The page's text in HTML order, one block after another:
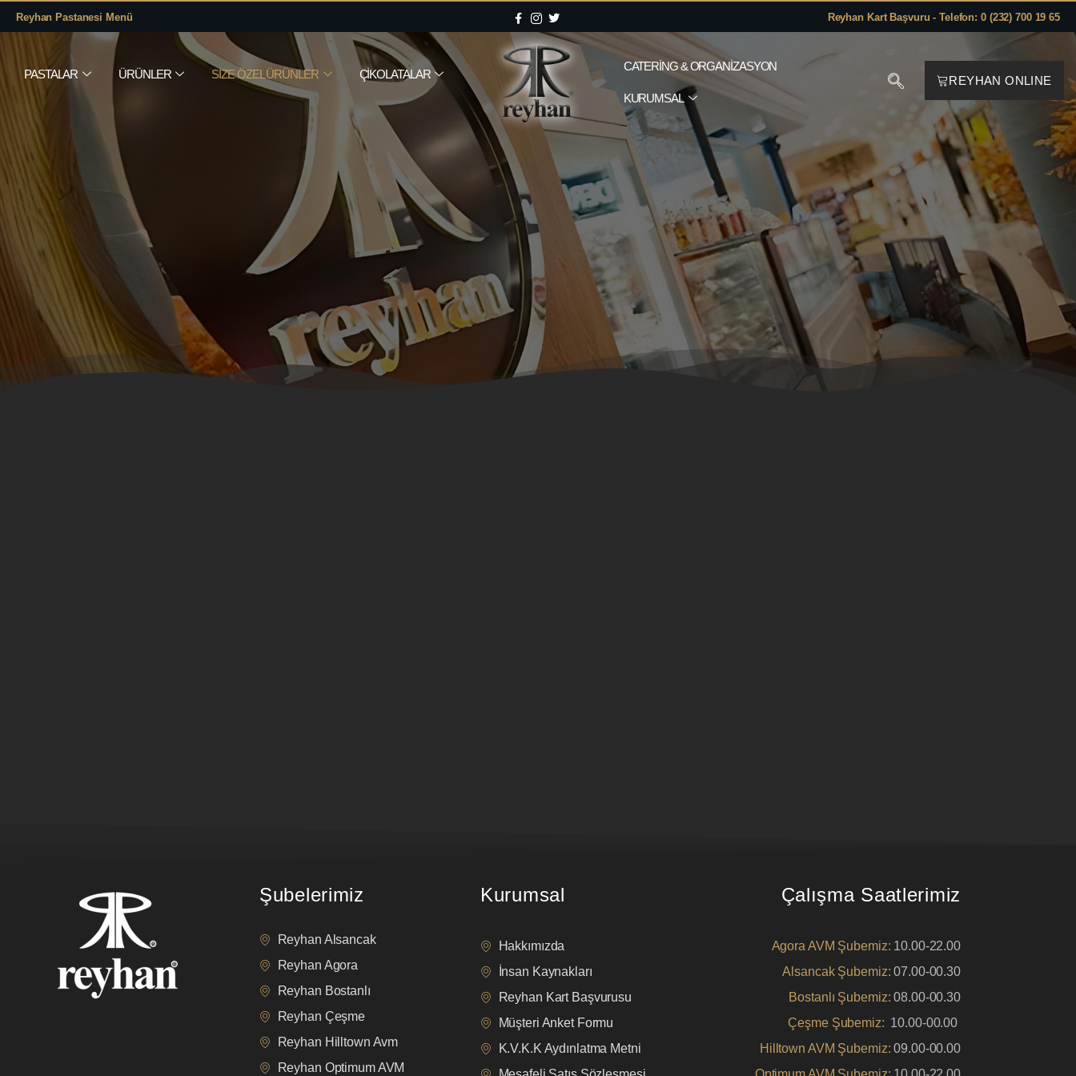
Reyhan Pastanesi Menü Reyhan Kart Başvuru - Telefon: 0 (232) 700 19 65
PASTALAR ÜRÜNLER SIZE ÖZEL ÜRÜNLER ÇIKOLATALAR
CATERING & ORGANIZASYON
KURUMSAL
REYHAN ONLINE
Şubelerimiz
Reyhan Alsancak
Reyhan Agora
Reyhan Bostanlı
Reyhan Çeşme
Reyhan Hilltown Avm
Reyhan Optimum AVM
Kurumsal
Hakkımızda
İnsan Kaynakları
Reyhan Kart Başvurusu
Müşteri Anket Formu
K.V.K.K Aydınlatma Metni
Çalışma Saatlerimiz
Agora AVM Şubemiz: 10.00-22.00
Alsancak Şubemiz: 07.00-00.30
Bostanlı Şubemiz: 08.00-00.30
Çeşme Şubemiz: 10.00-00.00
Hilltown AVM Şubemiz: 09.00-00.00